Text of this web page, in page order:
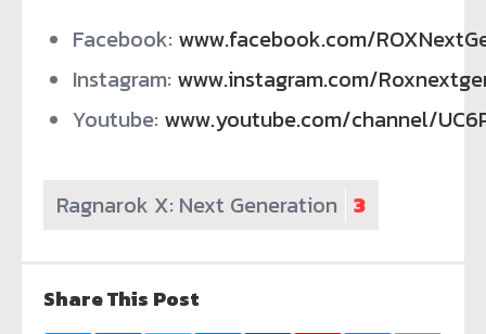
Facebook: www.facebook.com/
Instagram: www.instagram.com/
Youtube: www.youtube.com/channel/
Ragnarok X: Next Generation 3
Share This Post